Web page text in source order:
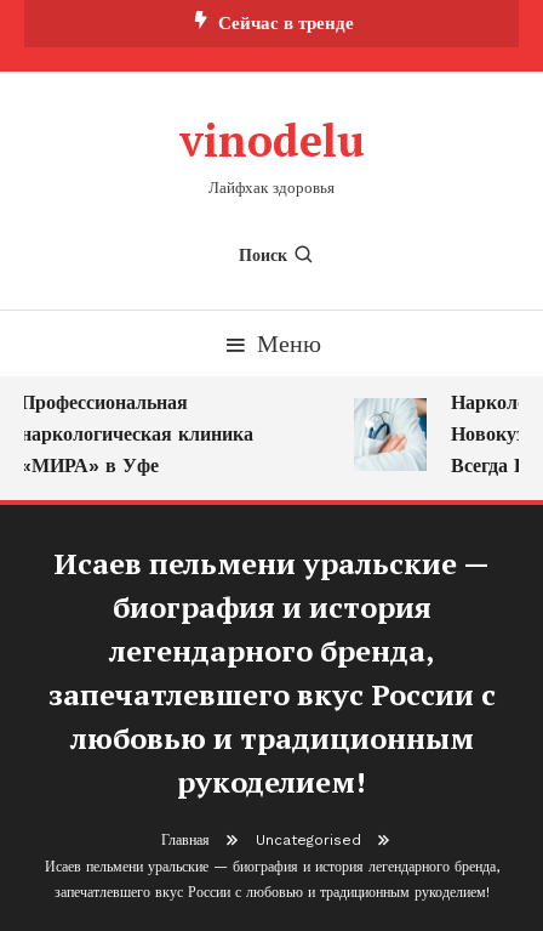
Сейчас в тренде
vinodelu
Лайфхак здоровья
Поиск
Меню
Профессиональная
наркологическая клиника
«МИРА» в Уфе
Нарколог
Всегда
Исаев пельмени уральские —
биография и история
легендарного бренда,
запечатлевшего вкус России с
любовью и традиционным
рукоделием!
Главная
Uncategorised
Исаев пельмени уральские — биография и история легендарного бренда,
запечатлевшего вкус России с любовью и традиционным рукоделием!